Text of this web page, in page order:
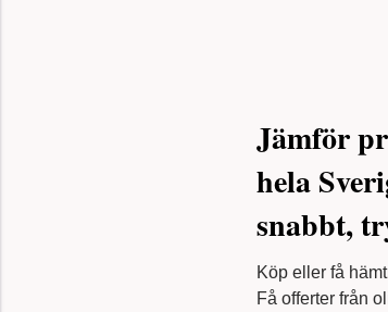
Jämför
hela
snabbt,
Köp eller få
Få offerter från